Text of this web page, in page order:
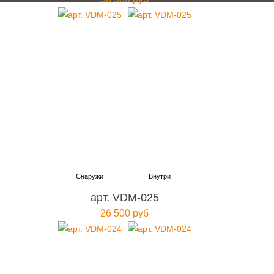
арт. VDM-025
26 500 руб